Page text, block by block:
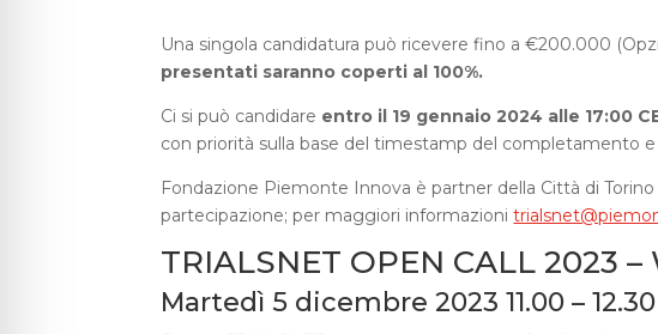
Una singola candidatura può ricevere fino a €200.000
presentati saranno coperti al 100%.
Ci si può candidare entro il 19 gennaio 2024 alle 17:00
con priorità sulla base del timestamp del completamento e
Fondazione Piemonte Innova è partner della Città di
partecipazione; per maggiori informazioni
TRIALSNET OPEN CALL 2023
Martedì 5 dicembre 2023 11.00 –